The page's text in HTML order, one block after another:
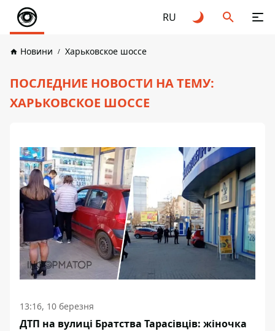
RU
Новини Харьковское шоссе
ПОСЛЕДНИЕ НОВОСТИ НА ТЕМУ:
ХАРЬКОВСКОЕ ШОССЕ
13:16, 10 березня
ДТП на вулиці Братства Тарасівців: жіночка